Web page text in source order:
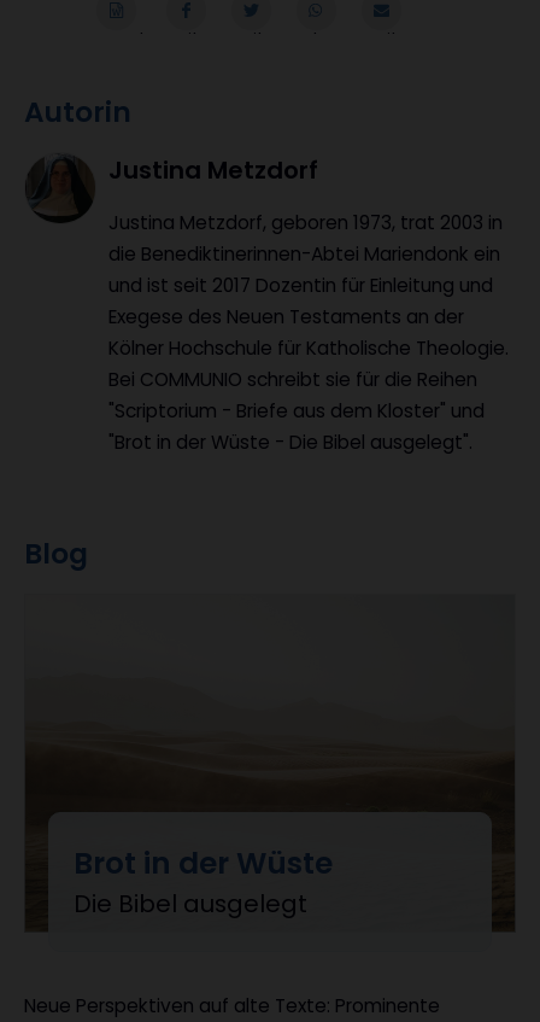
Word Teilen Teilen WhatsappMailen
Autorin
Justina Metzdorf
Justina Metzdorf, geboren 1973, trat 2003 in
die Benediktinerinnen-Abtei Mariendonk ein
und ist seit 2017 Dozentin für Einleitung und
Exegese des Neuen Testaments an der
Kölner Hochschule für Katholische Theologie.
Bei COMMUNIO schreibt sie für die Reihen
"Scriptorium - Briefe aus dem Kloster" und
"Brot in der Wüste - Die Bibel ausgelegt".
Blog
Brot in der Wüste
:
Die Bibel ausgelegt
Neue Perspektiven auf alte Texte: Prominente